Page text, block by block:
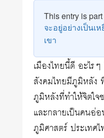
This entry is
จะอยู่อย่างเป็นเ
เขา
เมืองไทยนี้ดี อะไร
สังคมไทยมีภูมิหลัง
ภูมิหลังที่ทำให้จิตใ
และกลายเป็นคนอ่
ภูมิศาสตร์ ประเทศ